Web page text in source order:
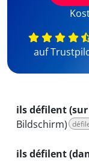
auf
ils défilent
Bildschirm)
ils défilent